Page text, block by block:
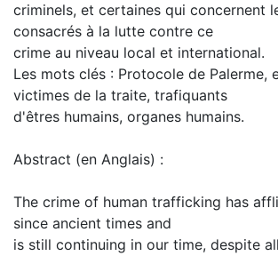
criminels, et certaines qui concernent
consacrés à la lutte contre ce
crime au niveau local et international.
Les mots clés : Protocole de Palerme,
victimes de la traite, trafiquants
d'êtres humains, organes humains.
Abstract (en Anglais) :
The crime of human trafficking has
since ancient times and
is still continuing in our time, despite